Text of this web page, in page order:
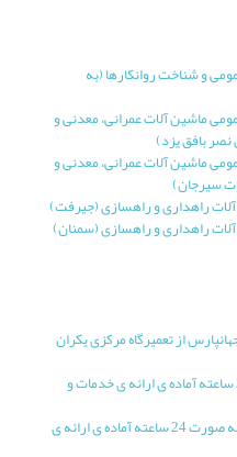
و شناخت روانکارها (به
ماشین آلات عمرانی، معدنی و
بافق یزد)
ماشین آلات عمرانی، معدنی و
سیرجان)
آلات راهداری و راهسازی (جیرفت)
آلات راهداری و راهسازی (سمنان)
از تعمیرگاه مرکزی یکران
متخصصان هیتکو به صورت 24 ساعته آماده ی ارائه ی خدمات و
متخصصان هیتکو به صورت 24 ساعته آماده ی ارائه ی